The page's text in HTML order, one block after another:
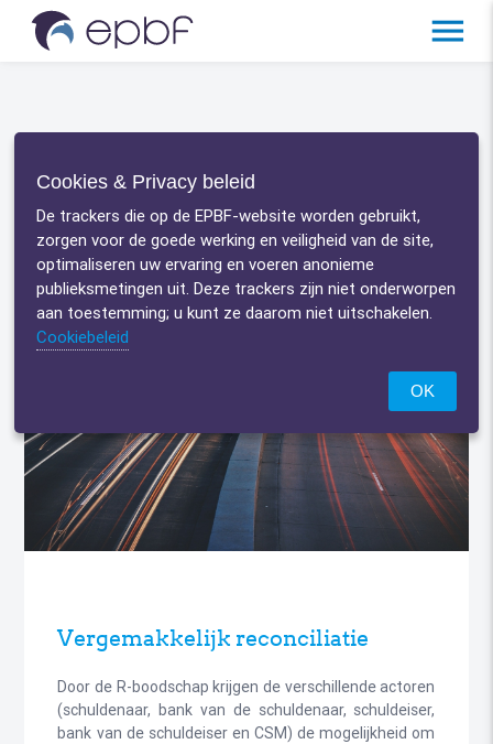
menu
R-boodschap
Vergemakkelijk reconciliatie
Door de R-boodschap krijgen de verschillende actoren
(schuldenaar, bank van de schuldenaar, schuldeiser,
bank van de schuldeiser en CSM) de mogelijkheid om
Cookies & Privacy beleid
De trackers die op de EPBF-website worden gebruikt,
zorgen voor de goede werking en veiligheid van de site,
optimaliseren uw ervaring en voeren anonieme
publieksmetingen uit. Deze trackers zijn niet onderworpen
aan toestemming; u kunt ze daarom niet uitschakelen.
Cookiebeleid
OK